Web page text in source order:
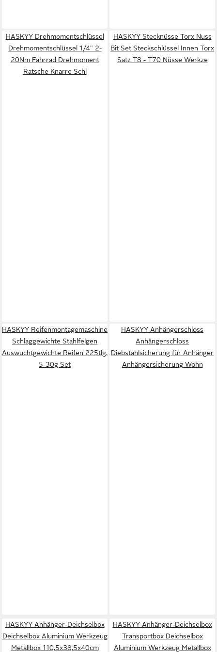
HASKYY Drehmomentschlüssel
Drehmomentschlüssel 1/4" 2-
20Nm Fahrrad Drehmoment
Ratsche Knarre Schl
HASKYY Stecknüsse Torx Nuss
Bit Set Steckschlüssel Innen Torx
Satz T8 - T70 Nüsse Werkze
HASKYY Reifenmontagemaschine
Schlaggewichte Stahlfelgen
Auswuchtgewichte Reifen 225tlg.
5-30g Set
HASKYY Anhängerschloss
Anhängerschloss
Diebstahlsicherung für Anhänger
Anhängersicherung Wohn
HASKYY Anhänger-Deichselbox
Deichselbox Aluminium Werkzeug
Metallbox 110,5x38,5x40cm
HASKYY Anhänger-Deichselbox
Transportbox Deichselbox
Aluminium Werkzeug Metallbox